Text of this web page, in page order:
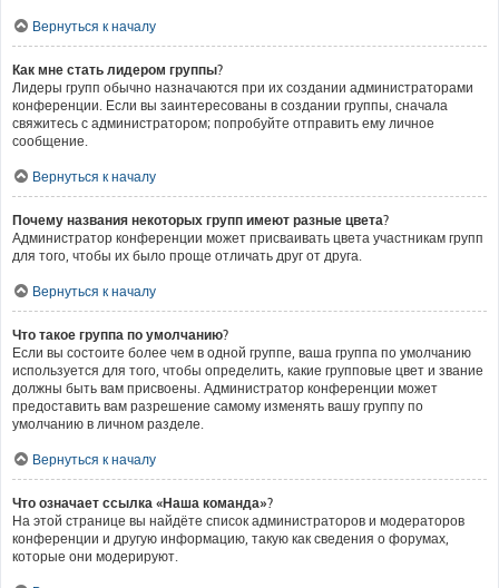
Вернуться к началу
Как мне стать лидером группы?
Лидеры групп обычно назначаются при их создании администраторами
конференции. Если вы заинтересованы в создании группы, сначала
свяжитесь с администратором; попробуйте отправить ему личное
сообщение.
Вернуться к началу
Почему названия некоторых групп имеют разные цвета?
Администратор конференции может присваивать цвета участникам групп
для того, чтобы их было проще отличать друг от друга.
Вернуться к началу
Что такое группа по умолчанию?
Если вы состоите более чем в одной группе, ваша группа по умолчанию
используется для того, чтобы определить, какие групповые цвет и звание
должны быть вам присвоены. Администратор конференции может
предоставить вам разрешение самому изменять вашу группу по
умолчанию в личном разделе.
Вернуться к началу
Что означает ссылка «Наша команда»?
На этой странице вы найдёте список администраторов и модераторов
конференции и другую информацию, такую как сведения о форумах,
которые они модерируют.